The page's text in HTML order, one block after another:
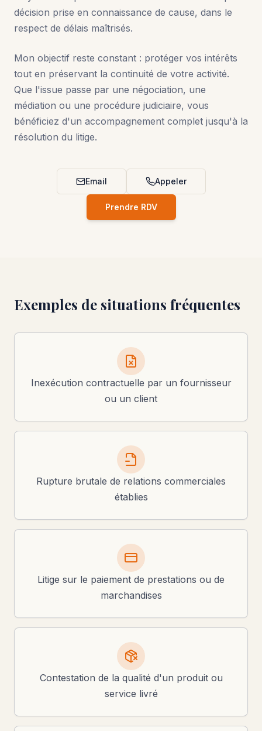
décision prise en connaissance de cause, dans le
respect de délais maîtrisés.
Mon objectif reste constant : protéger vos intérêts
tout en préservant la continuité de votre activité.
Que l'issue passe par une négociation, une
médiation ou une procédure judiciaire, vous
bénéficiez d'un accompagnement complet jusqu'à la
résolution du litige.
Email Appeler
Prendre RDV
Exemples de situations fréquentes
Inexécution contractuelle par un fournisseur
ou un client
Rupture brutale de relations commerciales
établies
Litige sur le paiement de prestations ou de
marchandises
Contestation de la qualité d'un produit ou
service livré